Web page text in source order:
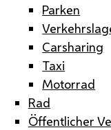
Parken
Carsharing
Taxi
Motorrad
Rad
Öffentlicher